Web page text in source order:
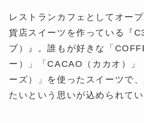
レストランカフェとしてオー
貨店スイーツを作っている『
ブ）』。誰もが好きな「
ー）」「CACAO（カカオ）」
ーズ）」を使ったスイーツで
たいという思いが込められてい